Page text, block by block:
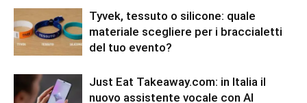
Tyvek, tessuto o silicone: quale
materiale scegliere per i braccialetti
del tuo evento?
Just Eat Takeaway.com: in Italia il
nuovo assistente vocale con AI